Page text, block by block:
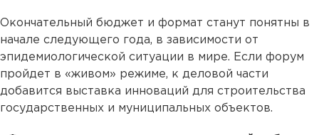
Окончательный бюджет и формат станут понятны в
начале следующего года, в зависимости от
эпидемиологической ситуации в мире. Если форум
пройдет в «живом» режиме, к деловой части
добавится выставка инноваций для строительства
государственных и муниципальных объектов.